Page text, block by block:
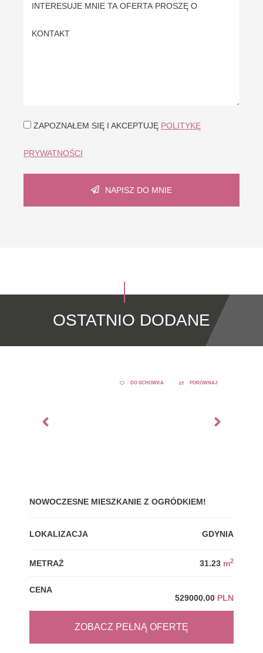
ZAPOZNAŁEM SIĘ I AKCEPTUJĘ POLITYKĘ
PRYWATNOŚCI
NAPISZ DO MNIE
OSTATNIO DODANE
DO SCHOWKA PORÓWNAJ
NOWOCZESNE MIESZKANIE Z OGRÓDKIEM!
LOKALIZACJA GDYNIA
METRAŻ 31.23 m2
CENA
529000.00 PLN
ZOBACZ PEŁNĄ OFERTĘ